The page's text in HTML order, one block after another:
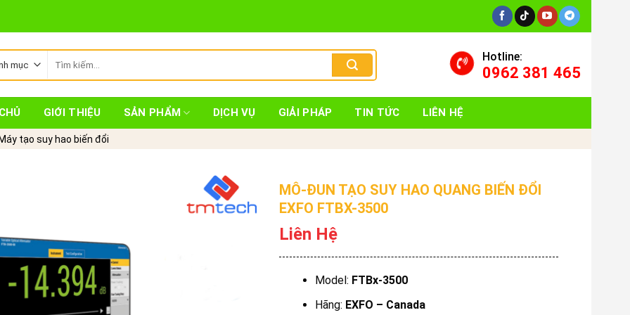
kiếm:
Hotline:
0962 381 465
GIỚI THIỆU SẢN PHẨM DỊCH VỤ GIẢI PHÁP TIN TỨC LIÊN HỆ
Máy tạo suy hao biến đổi
MÔ-ĐUN TẠO SUY HAO QUANG BIẾN ĐỔI
EXFO FTBX-3500
Liên Hệ
Model: FTBx-3500
Hãng: EXFO – Canada